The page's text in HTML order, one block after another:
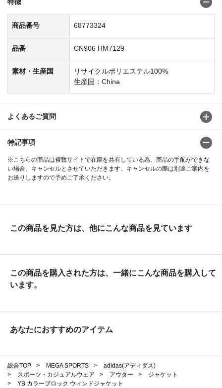
商品番号 68773324
品番 CN906 HM7129
素材・生産国
リサイクルポリエステル100%
生産国：China
よくあるご質問
特記事項
※こちらの商品は複数サイトで在庫を共有している為、商品の手配ができな
い場合、キャンセルとさせていただきます。キャンセルの際は別途ご案内を
お送りしますので予めご了承ください。
この商品を見た方は、他にこんな商品を見ています
この商品を購入された方は、一緒にこんな商品を購入して
います。
あなたにおすすめのアイテム
総合TOP > MEGA SPORTS >
adidas(アディダス)
>
スポーツ・カジュアルウェア > アウター >
ジャケット
>
YB カラーブロック ウィンドジャケット